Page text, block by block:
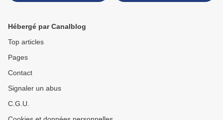
Hébergé par Canalblog
Top articles
Pages
Contact
Signaler un abus
C.G.U.